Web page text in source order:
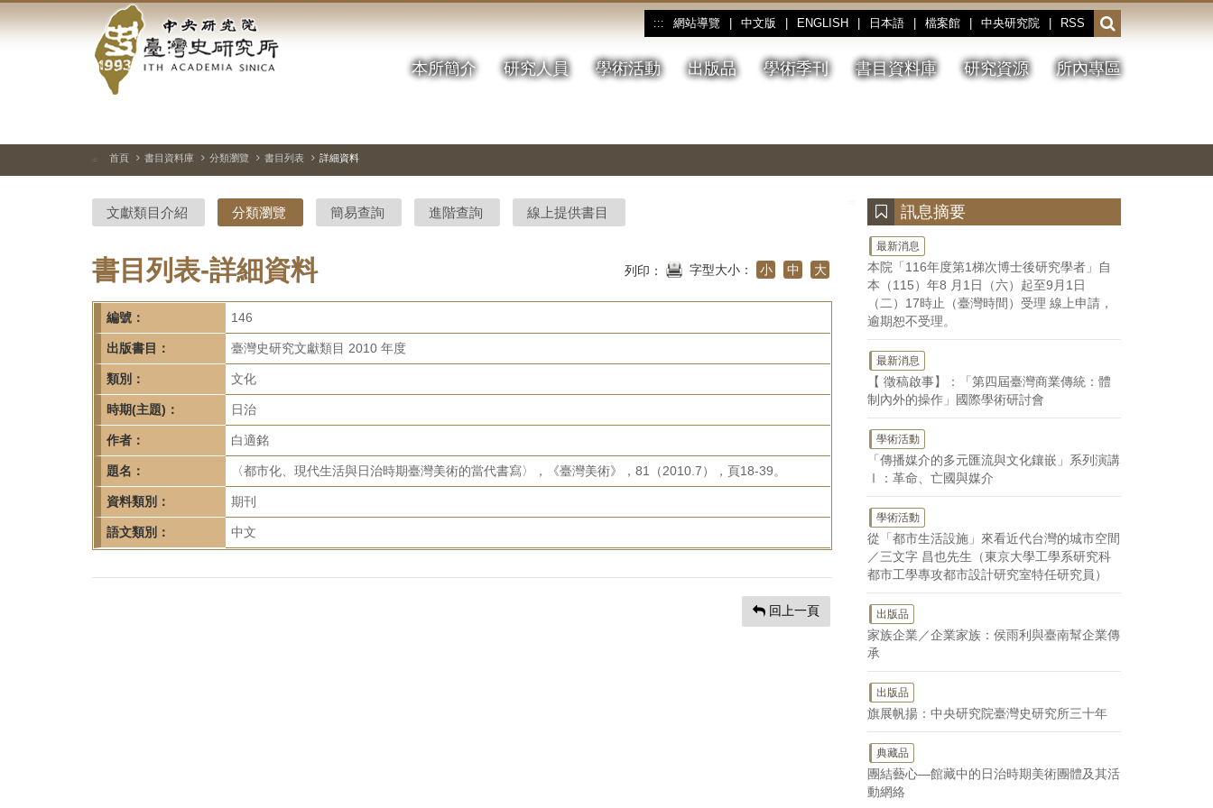
到
中
央
研
院-
臺
灣
史
研
究
所-
首
頁
::: 網站導覽 中文版 ENGLISH 日本語 檔案館 中央研究院 RSS
開
啟
或
收
本所簡介 研究人員 學術活動 出版品 學術季刊 書目資料庫 研究資源 所內專區
停、
圖
圖
結
::: 首頁 書目資料庫 分類瀏覽 書目列表 詳細資料
文獻類目介紹 分類瀏覽 簡易查詢 進階查詢 線上提供書目
書目列表-詳細資料 列印： 字型大小： 小 中 大
編號： 146
出版書目： 臺灣史研究文獻類目 2010 年度
類別： 文化
時期(主題)： 日治
作者： 白適銘
題名： 〈都市化、現代生活與日治時期臺灣美術的當代書寫〉，《臺灣美術》，81（2010.7），頁18-39。
資料類別： 期刊
語文類別： 中文
回上一頁
訊息摘要
最新消息
本院「116年度第1梯次博士後研究學者」自
本（115）年8 月1日（六）起至9月1日
（二）17時止（臺灣時間）受理 線上申請，
逾期恕不受理。
最新消息
【 徵稿啟事】：「第四屆臺灣商業傳統：體
制內外的操作」國際學術研討會
學術活動
「傳播媒介的多元匯流與文化鑲嵌」系列演講
Ⅰ：革命、亡國與媒介
學術活動
從「都市生活設施」來看近代台灣的城市空間
／三文字 昌也先生（東京大學工學系研究科
都市工學專攻都市設計研究室特任研究員）
出版品
家族企業／企業家族：侯雨利與臺南幫企業傳
承
出版品
旗展帆揚：中央研究院臺灣史研究所三十年
典藏品
團結藝心—館藏中的日治時期美術團體及其活
動網絡